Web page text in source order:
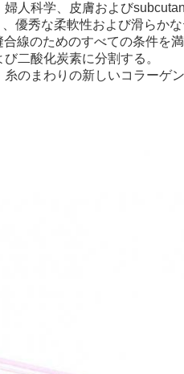
人科学、皮膚および
優秀な柔軟性および滑らか
線のためのすべての条件を満
二酸化炭素に分割する。
のまわりの新しいコラーゲ